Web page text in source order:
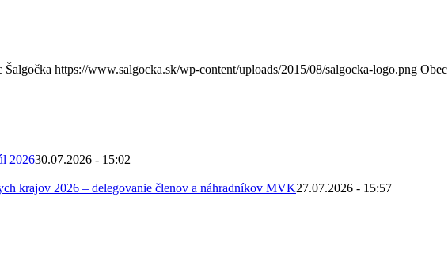
Šalgočka https://www.salgocka.sk/wp-content/uploads/2015/08/salgocka-logo.png
202630.07.2026 - 15:02
krajov 2026 – delegovanie členov a náhradníkov MVK27.07.2026 - 15:57